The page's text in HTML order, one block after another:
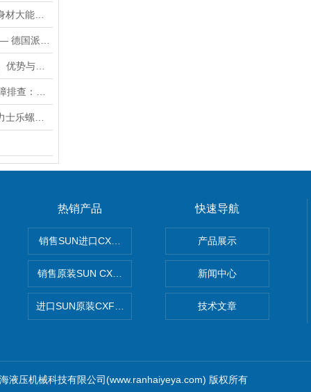
热销产品
销售SUN进口CXGDXCN插装式减压阀报价
销售原装SUN CXJAXCN全限流型抗衡阀现货
进口SUN原装CXFAXCN导压级电磁阀现货
快速导航
产品展示
新闻中心
技术文章
液压机械科技有限公司(www.ranhaiyeya.com) 版权所有